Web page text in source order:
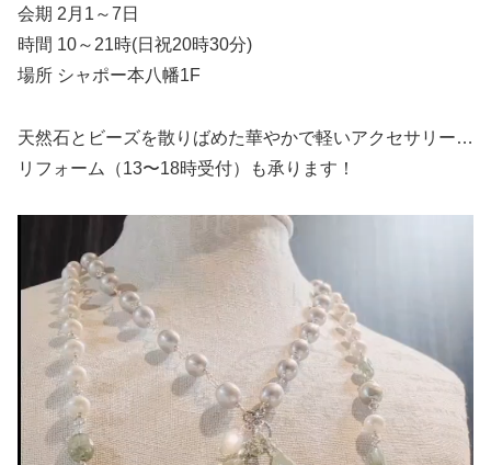
会期 2月1～7日
時間 10～21時(日祝20時30分)
場所 シャポー本八幡1F
天然石とビーズを散りばめた華やかで軽いアクセサリー…
リフォーム（13〜18時受付）も承ります！